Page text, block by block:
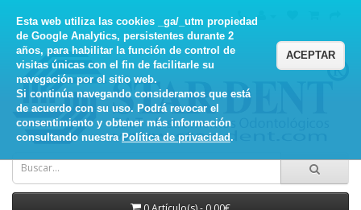
Esta web utiliza las cookies _ga/_utm propiedad
de Google Analytics, persistentes durante 2
años, para habilitar la función de control de
visitas únicas con el fin de facilitarle su
navegación por el sitio web.
Si continúa navegando consideramos que está
de acuerdo con su uso. Podrá revocar el
consentimiento y obtener más información
consultando nuestra Política de privacidad.
ACEPTAR